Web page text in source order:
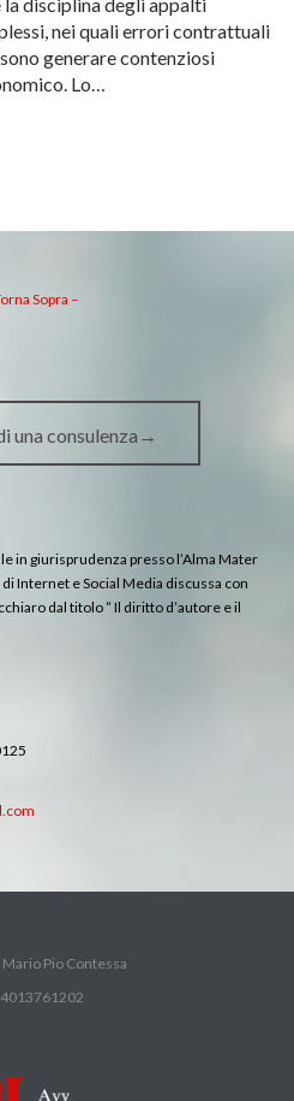
nei quali errori contrattuali
generare contenziosi
Lo…
Sopra –
una consulenza→
in giurisprudenza presso l’Alma Mater
Internet e Social Media discussa con
dal titolo ” Il diritto d’autore e il
Pio Contessa